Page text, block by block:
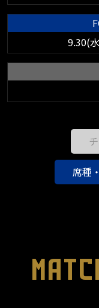
9.30(
席種